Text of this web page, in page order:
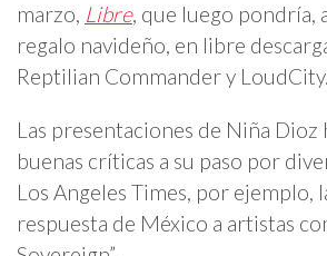
marzo, Libre, que luego pondría,
regalo navideño, en libre
Reptilian Commander y LoudCity.
Las presentaciones de Niña Dioz
buenas críticas a su paso por
Los Angeles Times, por ejemplo,
respuesta de México a artistas